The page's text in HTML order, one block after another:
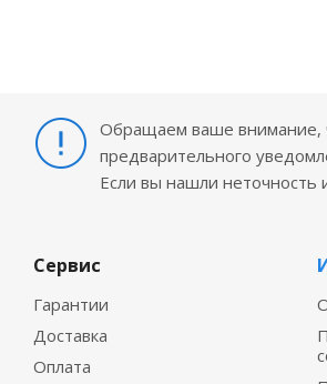
Обращаем ваше внимание,
предварительного
Если вы нашли неточность
Сервис
Гарантии
Доставка
Оплата